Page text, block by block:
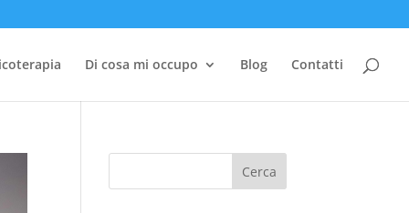
Di cosa mi occupo Blog Contatti